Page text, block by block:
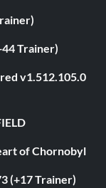
Trainer)
v1.512.105.0
of Chornobyl
(+17 Trainer)